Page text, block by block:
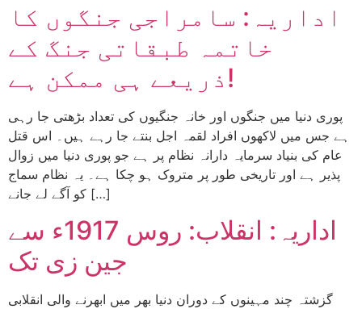
اداریہ: سامراجی جنگوں کا
خاتمہ طبقاتی جنگ کے
ذریعے ہی ممکن ہے!
پوری دنیا میں جنگوں اور خانہ جنگیوں کی تعداد بڑھتی جا رہی
ہے جس میں لاکھوں افراد لقمہ اجل بنتے جا رہے ہیں۔ اس قتل
عام کی بنیاد سرمایہ دارانہ نظام پر ہے جو پوری دنیا میں زوال
پذیر ہے اور تاریخی طور پر متروک ہو چکا ہے۔ یہ نظام سماج
کو آگے لے جانے […]
اداریہ: انقلاب: روس 1917ء سے
جین زی تک
گزشتہ چند مہینوں کے دوران دنیا بھر میں ابھرنے والی انقلابی